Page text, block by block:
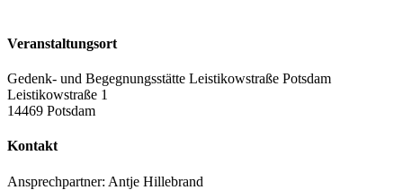
Veranstaltungsort
Gedenk- und Begegnungsstätte Leistikowstraße Potsdam
Leistikowstraße 1
14469 Potsdam
Kontakt
Ansprechpartner: Antje Hillebrand